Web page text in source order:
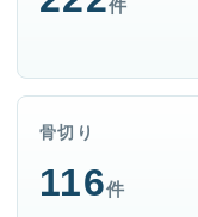
件
骨切り
116件